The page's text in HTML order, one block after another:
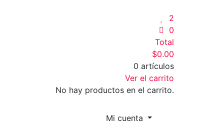
2
0
Total
$0.00
0 artículos
Ver el carrito
No hay productos en el carrito.
Mi cuenta